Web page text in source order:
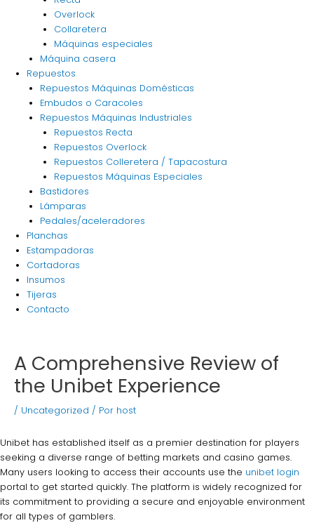
Overlock
Collaretera
Máquinas especiales
Máquina casera
Repuestos
Repuestos Máquinas Domésticas
Embudos o Caracoles
Repuestos Máquinas Industriales
Repuestos Recta
Repuestos Overlock
Repuestos Colleretera / Tapacostura
Repuestos Máquinas Especiales
Bastidores
Lámparas
Pedales/aceleradores
Planchas
Estampadoras
Cortadoras
Insumos
Tijeras
Contacto
A Comprehensive Review of
the Unibet Experience
/ Uncategorized / Por host
Unibet has established itself as a premier destination for players
seeking a diverse range of betting markets and casino games.
Many users looking to access their accounts use the unibet login
portal to get started quickly. The platform is widely recognized for
its commitment to providing a secure and enjoyable environment
for all types of gamblers.